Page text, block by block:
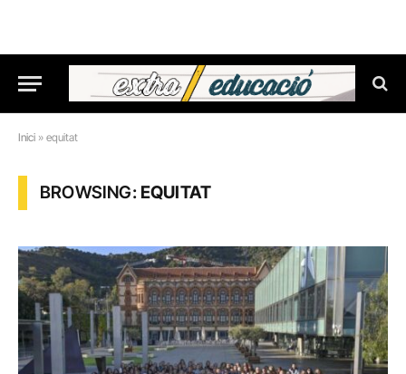
Inici » equitat
BROWSING:EQUITAT